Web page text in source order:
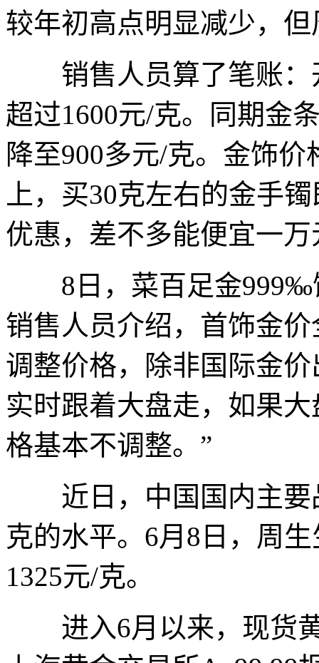
较年初高点明显减少，
销售人员算了笔账：
超过1600元/克。同期金
降至900多元/克。金饰
上，买30克左右的金手
优惠，差不多能便宜一万
8日，菜百足金999‰
销售人员介绍，首饰金
调整价格，除非国际金
实时跟着大盘走，如果
格基本不调整。”
近日，中国国内主要
克的水平。6月8日，周
1325元/克。
进入6月以来，现货黄